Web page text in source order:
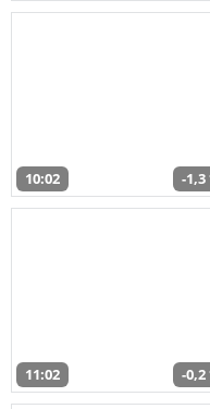
10:02 -1,3
11:02 -0,2